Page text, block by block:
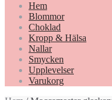
Hem
Blommor
Choklad
Kropp & Hälsa
Nallar
Smycken
Upplevelser
Varukorg